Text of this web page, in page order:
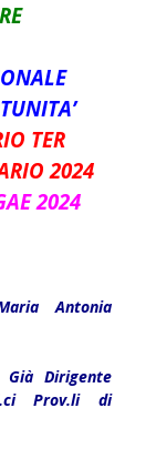
TER
2024
2024
Antonia
Già Dirigente
Prov.li di